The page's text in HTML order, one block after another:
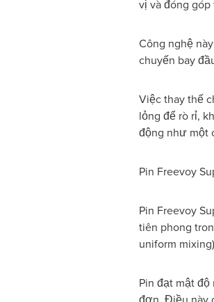
vị và đóng
Công nghệ
chuyến bay
Việc thay thế
lỏng để rò rỉ,
động như một
Pin Freevoy
Pin Freevoy
tiên phong
uniform
Pin đạt mật